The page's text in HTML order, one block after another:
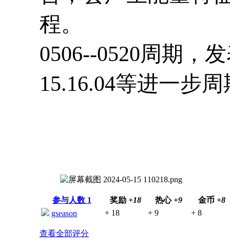
程。
0506--0520周期，
15.16.04等进一步
参与人数 1 奖励 +18 热心 +9 金币 +8
gseason
+ 18 + 9 + 8
查看全部评分